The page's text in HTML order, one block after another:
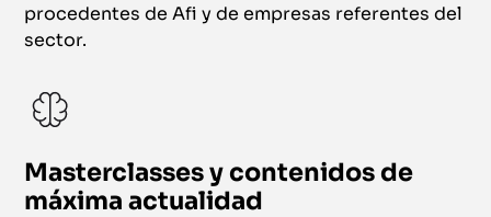
procedentes de Afi y de empresas referentes del
sector.
Masterclasses y contenidos de
máxima actualidad